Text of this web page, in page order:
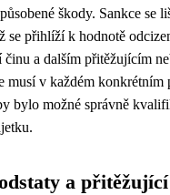
škody. Sankce se
přihlíží k hodnotě
činu a dalším přitěžujícím
musí v každém konkrétním
bylo možné správně
a přitěžující